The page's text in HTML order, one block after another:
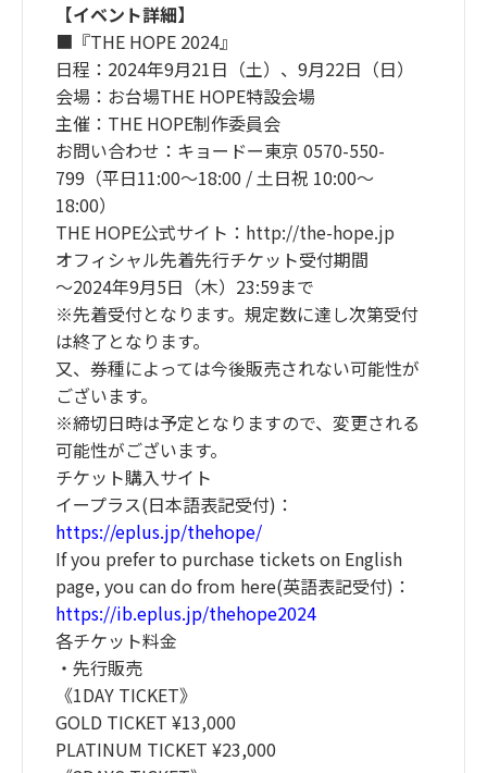
【イベント詳細】
■『THE HOPE 2024』
日程：2024年9月21日（土）、9月22日（日）
会場：お台場THE HOPE特設会場
主催：THE HOPE制作委員会
お問い合わせ：キョードー東京 0570-550-
799（平⽇11:00〜18:00 / ⼟⽇祝 10:00〜
18:00）
THE HOPE公式サイト：http://the-hope.jp
オフィシャル先着先行チケット受付期間
～2024年9月5日（木）23:59まで
※先着受付となります。規定数に達し次第受付
は終了となります。
又、券種によっては今後販売されない可能性が
ございます。
※締切日時は予定となりますので、変更される
可能性がございます。
チケット購入サイト
イープラス(日本語表記受付)：
https://eplus.jp/thehope/
If you prefer to purchase tickets on English
page, you can do from here(英語表記受付)：
https://ib.eplus.jp/thehope2024
各チケット料金
・先行販売
《1DAY TICKET》
GOLD TICKET ¥13,000
PLATINUM TICKET ¥23,000